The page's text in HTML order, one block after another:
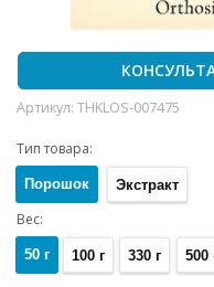
Артикул: THKLOS-007475
Тип товара:
Порошок Экстракт
Вес:
50 г 100 г 330 г 500